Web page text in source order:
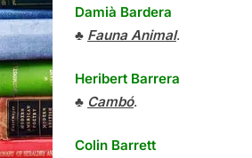
Damià Bardera
♣ Fauna Animal.
Heribert Barrera
♣ Cambó.
Colin Barrett